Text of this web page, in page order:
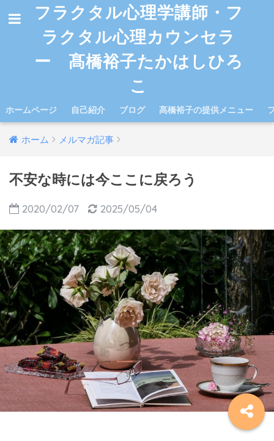
フラクタル心理学講師・フ
ラクタル心理カウンセラ
ー 髙橋裕子たかはしひろ
こ
ホームページ 自己紹介 ブログ 髙橋裕子の提供メニュー
ホーム メルマガ記事
不安な時には今ここに戻ろう
2020/02/07 2025/05/04